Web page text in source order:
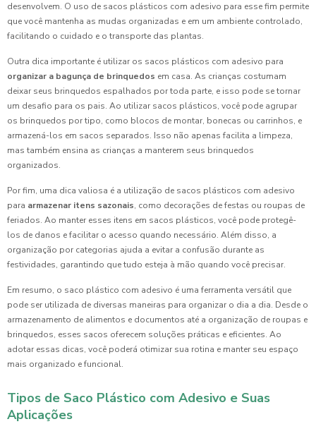
desenvolvem. O uso de sacos plásticos com adesivo para esse fim permite
que você mantenha as mudas organizadas e em um ambiente controlado,
facilitando o cuidado e o transporte das plantas.
Outra dica importante é utilizar os sacos plásticos com adesivo para
organizar a bagunça de brinquedos em casa. As crianças costumam
deixar seus brinquedos espalhados por toda parte, e isso pode se tornar
um desafio para os pais. Ao utilizar sacos plásticos, você pode agrupar
os brinquedos por tipo, como blocos de montar, bonecas ou carrinhos, e
armazená-los em sacos separados. Isso não apenas facilita a limpeza,
mas também ensina as crianças a manterem seus brinquedos
organizados.
Por fim, uma dica valiosa é a utilização de sacos plásticos com adesivo
para armazenar itens sazonais, como decorações de festas ou roupas de
feriados. Ao manter esses itens em sacos plásticos, você pode protegê-
los de danos e facilitar o acesso quando necessário. Além disso, a
organização por categorias ajuda a evitar a confusão durante as
festividades, garantindo que tudo esteja à mão quando você precisar.
Em resumo, o saco plástico com adesivo é uma ferramenta versátil que
pode ser utilizada de diversas maneiras para organizar o dia a dia. Desde o
armazenamento de alimentos e documentos até a organização de roupas e
brinquedos, esses sacos oferecem soluções práticas e eficientes. Ao
adotar essas dicas, você poderá otimizar sua rotina e manter seu espaço
mais organizado e funcional.
Tipos de Saco Plástico com Adesivo e Suas
Aplicações